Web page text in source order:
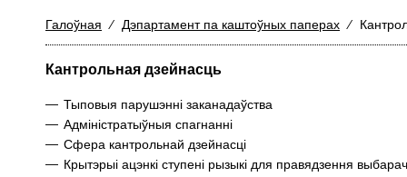
Галоўная ⁄ Дэпартамент па каштоўных паперах ⁄
Кантрольная дзейнасць
— Тыповыя парушэнні заканадаўства
— Адміністратыўныя спагнанні
— Сфера кантрольнай дзейнасці
— Крытэрыi ацэнкi ступенi рызыкi для правядзення